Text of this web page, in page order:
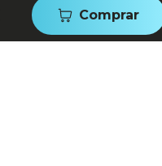
Comprar